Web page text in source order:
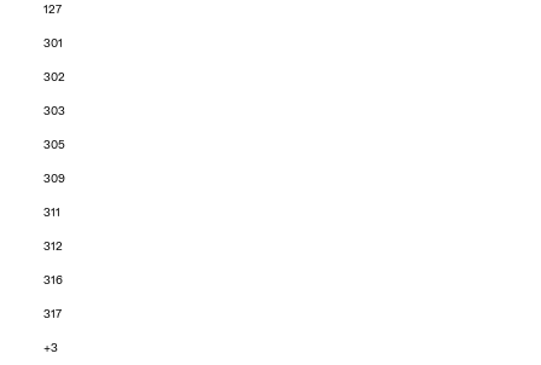
127
301
302
303
305
309
311
312
316
317
+3